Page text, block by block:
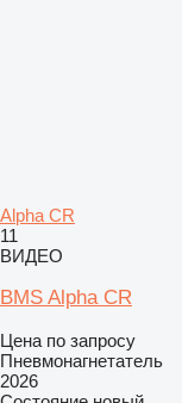
Alpha CR
11
ВИДЕО
BMS Alpha CR
Цена по запросу
Пневмонагнетатель
2026